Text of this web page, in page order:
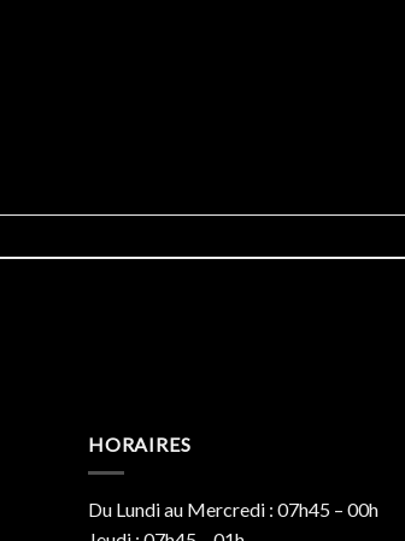
HORAIRES
Du Lundi au Mercredi : 07h45 – 00h